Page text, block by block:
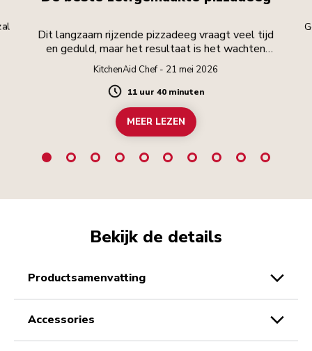
Dit langzaam rijzende pizzadeeg vraagt veel tijd
en geduld, maar het resultaat is het wachten
waard.
KitchenAid Chef - 21 mei 2026
Duration
11 uur 40 minuten
MEER LEZEN
Bekijk de details
productsamenvatting
accessories